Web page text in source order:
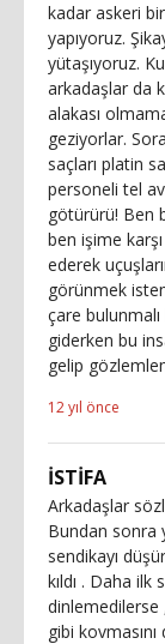
kadar askeri
yapıyoruz.
yütaşıyoruz.
arkadaşlar da
alakası
geziyorlar.
saçları platin
personeli tel
götürürü! Ben
ben işime
ederek
görünmek
çare
giderken bu
gelip
12 yıl önce
İSTİFA
Arkadaşlar
Bundan sonra
sendikayı
kıldı . Daha ilk
dinlemedilerse
gibi